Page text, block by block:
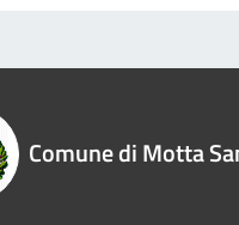
Comune di Motta